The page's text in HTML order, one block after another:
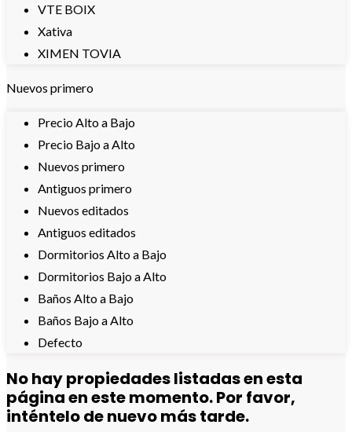
VTE BOIX
Xativa
XIMEN TOVIA
Nuevos primero
Precio Alto a Bajo
Precio Bajo a Alto
Nuevos primero
Antiguos primero
Nuevos editados
Antiguos editados
Dormitorios Alto a Bajo
Dormitorios Bajo a Alto
Baños Alto a Bajo
Baños Bajo a Alto
Defecto
No hay propiedades listadas en esta
página en este momento. Por favor,
inténtelo de nuevo más tarde.